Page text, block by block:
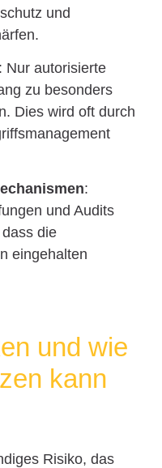
und
Nur autorisierte
zu besonders
Dies wird oft durch
:
und Audits
die
eingehalten
und wie
kann
Risiko, das